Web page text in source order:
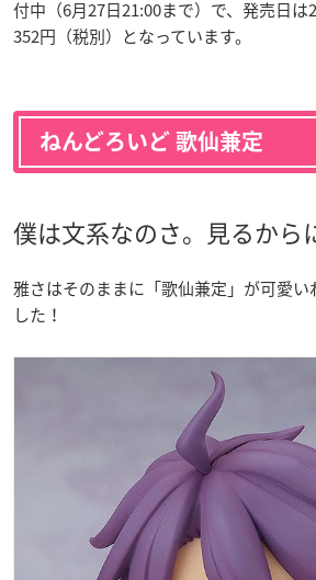
付中（6月27日21:00まで）で、発売日は
352円（税別）となっています。
ねんどろいど 歌仙兼定
僕は文系なのさ。見るから
雅さはそのままに「歌仙兼定」が可愛い
した！